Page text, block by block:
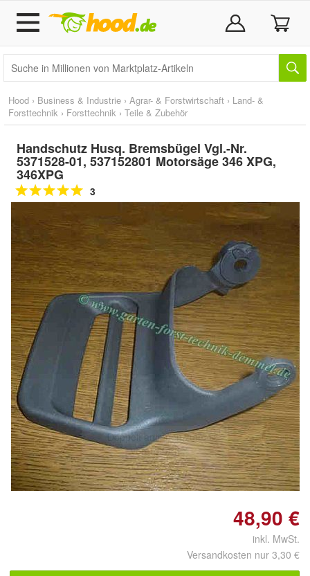
Hood › Business & Industrie › Agrar- & Forstwirtschaft › Land- &
Forsttechnik › Forsttechnik › Teile & Zubehör
Handschutz Husq. Bremsbügel Vgl.-Nr.
5371528-01, 537152801 Motorsäge 346 XPG,
346XPG
3
Doppelt antippen zum
vergrößern
48,90 €
inkl. MwSt.
Versandkosten nur 3,30 €